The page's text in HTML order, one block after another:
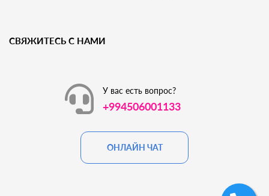
СВЯЖИТЕСЬ С НАМИ
У вас есть вопрос?
+994506001133
ОНЛАЙН ЧАТ